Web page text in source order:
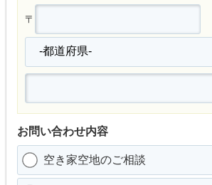
〒
お問い合わせ内容
空き家空地のご相談